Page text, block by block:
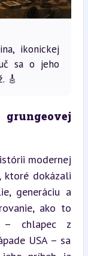
ikonickej
sa o jeho
🎸
modernej
ktoré dokázali
generáciu a
ako to
– chlapec z
USA – sa